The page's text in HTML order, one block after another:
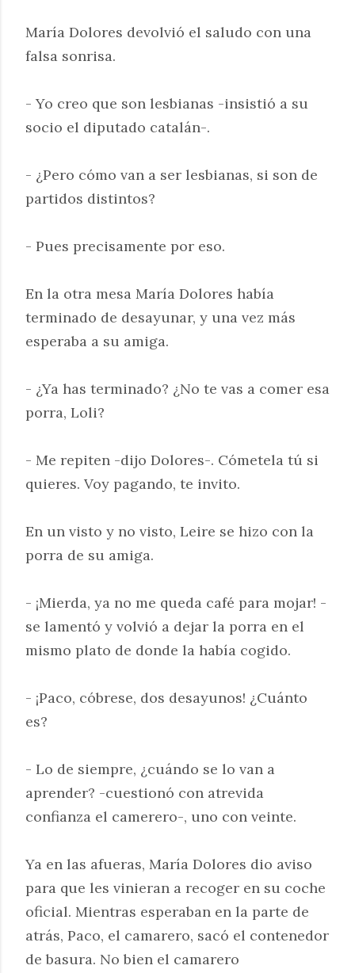
María Dolores devolvió el saludo con una
falsa sonrisa.
- Yo creo que son lesbianas -insistió a su
socio el diputado catalán-.
- ¿Pero cómo van a ser lesbianas, si son de
partidos distintos?
- Pues precisamente por eso.
En la otra mesa María Dolores había
terminado de desayunar, y una vez más
esperaba a su amiga.
- ¿Ya has terminado? ¿No te vas a comer esa
porra, Loli?
- Me repiten -dijo Dolores-. Cómetela tú si
quieres. Voy pagando, te invito.
En un visto y no visto, Leire se hizo con la
porra de su amiga.
- ¡Mierda, ya no me queda café para mojar! -
se lamentó y volvió a dejar la porra en el
mismo plato de donde la había cogido.
- ¡Paco, cóbrese, dos desayunos! ¿Cuánto
es?
- Lo de siempre, ¿cuándo se lo van a
aprender? -cuestionó con atrevida
confianza el camerero-, uno con veinte.
Ya en las afueras, María Dolores dio aviso
para que les vinieran a recoger en su coche
oficial. Mientras esperaban en la parte de
atrás, Paco, el camarero, sacó el contenedor
de basura. No bien el camarero